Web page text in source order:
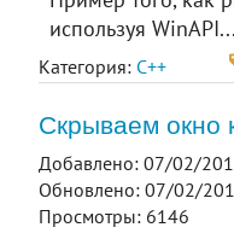
используя WinAPI...
Категория: C++
Скрываем окно
Добавлено: 07/02/
Обновлено: 07/02/
Просмотры: 6146